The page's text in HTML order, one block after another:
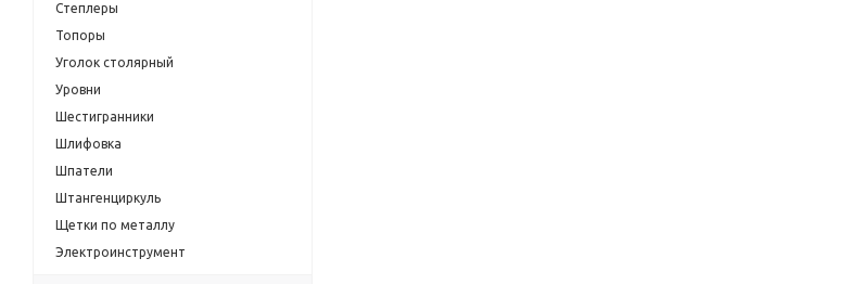
Степлеры
Топоры
Уголок столярный
Уровни
Шестигранники
Шлифовка
Шпатели
Штангенциркуль
Щетки по металлу
Электроинструмент